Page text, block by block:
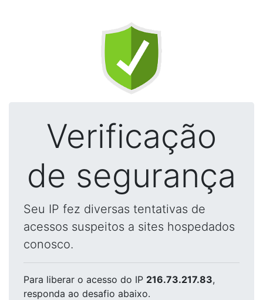
Verificação
de segurança
Seu IP fez diversas tentativas de
acessos suspeitos a sites hospedados
conosco.
Para liberar o acesso do IP 216.73.217.83,
responda ao desafio abaixo.